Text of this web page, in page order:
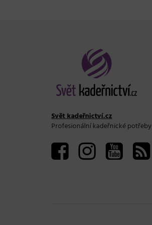
Svět kadeřnictví.cz
Profesionální kadeřnické potřeby